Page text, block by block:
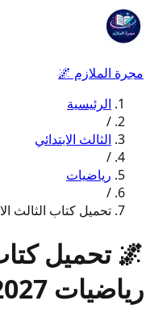
مجرة الملازم 🌌
الرئيسية
/
الثالث الابتدائي
/
رياضيات
/
تحميل كتاب الثالث
🌌 تحميل
رياضيات 2027